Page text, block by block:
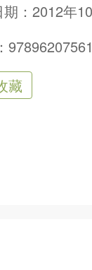
：2012年
藏